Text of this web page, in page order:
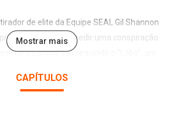
de elite da Equipe SEAL Gil Shannon
a fim de impedir uma conspiração
a Europa. Perseguindo o “Lobo”, um
quando sua missão é exposta por um
Mostrar mais
CAPÍTULOS